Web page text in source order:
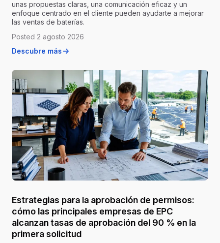
unas propuestas claras, una comunicación eficaz y un
enfoque centrado en el cliente pueden ayudarte a mejorar
las ventas de baterías.
Posted 2 agosto 2026
Descubre más
Estrategias para la aprobación de permisos:
cómo las principales empresas de EPC
alcanzan tasas de aprobación del 90 % en la
primera solicitud